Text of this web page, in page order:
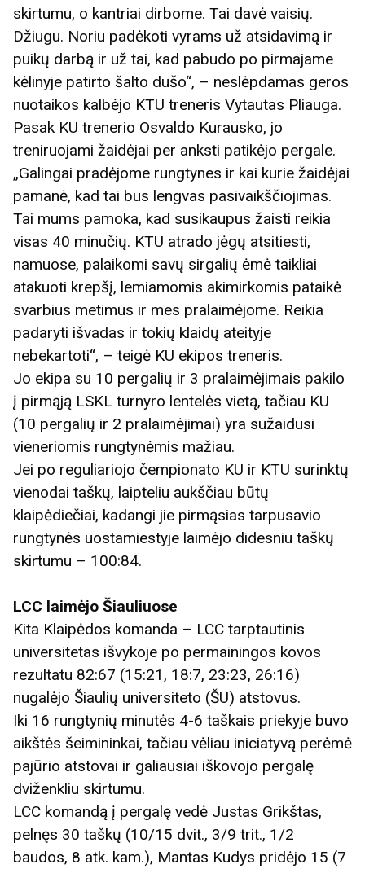
skirtumu, o kantriai dirbome. Tai davė vaisių.
Džiugu. Noriu padėkoti vyrams už atsidavimą ir
puikų darbą ir už tai, kad pabudo po pirmajame
kėlinyje patirto šalto dušo“, – neslėpdamas geros
nuotaikos kalbėjo KTU treneris Vytautas Pliauga.
Pasak KU trenerio Osvaldo Kurausko, jo
treniruojami žaidėjai per anksti patikėjo pergale.
„Galingai pradėjome rungtynes ir kai kurie žaidėjai
pamanė, kad tai bus lengvas pasivaikščiojimas.
Tai mums pamoka, kad susikaupus žaisti reikia
visas 40 minučių. KTU atrado jėgų atsitiesti,
namuose, palaikomi savų sirgalių ėmė taikliai
atakuoti krepšį, lemiamomis akimirkomis pataikė
svarbius metimus ir mes pralaimėjome. Reikia
padaryti išvadas ir tokių klaidų ateityje
nebekartoti“, – teigė KU ekipos treneris.
Jo ekipa su 10 pergalių ir 3 pralaimėjimais pakilo
į pirmąją LSKL turnyro lentelės vietą, tačiau KU
(10 pergalių ir 2 pralaimėjimai) yra sužaidusi
vieneriomis rungtynėmis mažiau.
Jei po reguliariojo čempionato KU ir KTU surinktų
vienodai taškų, laipteliu aukščiau būtų
klaipėdiečiai, kadangi jie pirmąsias tarpusavio
rungtynės uostamiestyje laimėjo didesniu taškų
skirtumu – 100:84.
LCC laimėjo Šiauliuose
Kita Klaipėdos komanda – LCC tarptautinis
universitetas išvykoje po permainingos kovos
rezultatu 82:67 (15:21, 18:7, 23:23, 26:16)
nugalėjo Šiaulių universiteto (ŠU) atstovus.
Iki 16 rungtynių minutės 4-6 taškais priekyje buvo
aikštės šeimininkai, tačiau vėliau iniciatyvą perėmė
pajūrio atstovai ir galiausiai iškovojo pergalę
dviženkliu skirtumu.
LCC komandą į pergalę vedė Justas Grikštas,
pelnęs 30 taškų (10/15 dvit., 3/9 trit., 1/2
baudos, 8 atk. kam.), Mantas Kudys pridėjo 15 (7